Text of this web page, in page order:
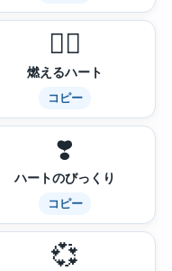
❤️‍🔥
燃えるハート
コピー
❣️
ハートのびっくり
コピー
💞